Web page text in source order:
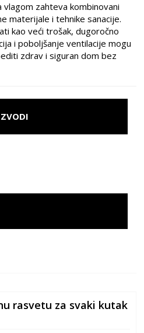
zahteva kombinovani
materijale i tehnike sanacije.
kao veći trošak, dugoročno
i poboljšanje ventilacije mogu
zdrav i siguran dom bez
rasvetu za svaki kutak